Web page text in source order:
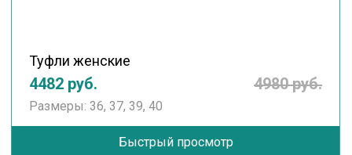
Туфли женские
4482 руб. 4980 руб.
Размеры: 36, 37, 39, 40
Быстрый просмотр